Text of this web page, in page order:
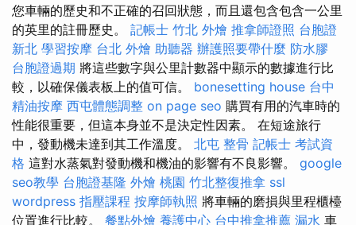
您車輛的歷史和不正確的召回狀態，而且還包含包含一公里
的英里的註冊歷史。 記帳士 竹北 外燴 推拿師證照 台胞證
新北 學習按摩 台北 外燴 助聽器 辦護照要帶什麼 防水膠
台胞證過期 將這些數字與公里計數器中顯示的數據進行比
較，以確保儀表板上的值可信。 bonesetting house 台中
精油按摩 西屯體態調整 on page seo 購買有用的汽車時的
性能很重要，但這本身並不是決定性因素。 在短途旅行
中，發動機未達到其工作溫度。 北屯 整骨 記帳士 考試資
格 這對水蒸氣對發動機和機油的影響有不良影響。 google
seo教學 台胞證基隆 外燴 桃園 竹北整復推拿 ssl
wordpress 指壓課程 按摩師執照 將車輛的磨損與里程櫃檯
位置進行比較。 餐點外燴 養護中心 台中推拿推薦 漏水 車